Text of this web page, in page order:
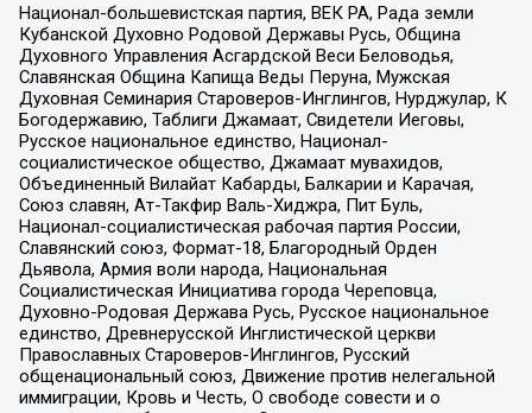
Национал-большевистская партия, ВЕК РА, Рада земли
Кубанской Духовно Родовой Державы Русь, Община
Духовного Управления Асгардской Веси Беловодья,
Славянская Община Капища Веды Перуна, Мужская
Духовная Семинария Староверов-Инглингов, Нурджулар, К
Богодержавию, Таблиги Джамаат, Свидетели Иеговы,
Русское национальное единство, Национал-
социалистическое общество, Джамаат мувахидов,
Объединенный Вилайат Кабарды, Балкарии и Карачая,
Союз славян, Ат-Такфир Валь-Хиджра, Пит Буль,
Национал-социалистическая рабочая партия России,
Славянский союз, Формат-18, Благородный Орден
Дьявола, Армия воли народа, Национальная
Социалистическая Инициатива города Череповца,
Духовно-Родовая Держава Русь, Русское национальное
единство, Древнерусской Инглистической церкви
Православных Староверов-Инглингов, Русский
общенациональный союз, Движение против нелегальной
иммиграции, Кровь и Честь, О свободе совести и о